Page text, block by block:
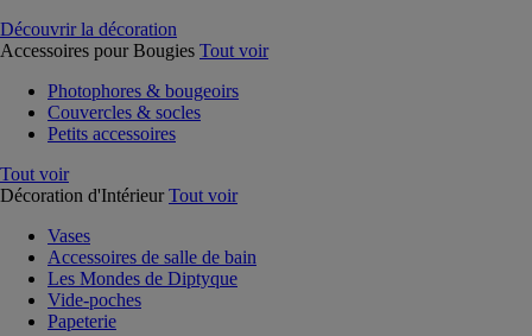
Découvrir la décoration
Accessoires pour Bougies Tout voir
Photophores & bougeoirs
Couvercles & socles
Petits accessoires
Tout voir
Décoration d'Intérieur Tout voir
Vases
Accessoires de salle de bain
Les Mondes de Diptyque
Vide-poches
Papeterie